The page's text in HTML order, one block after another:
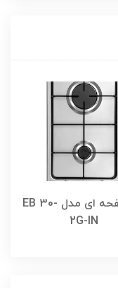
گاز صفحه ای مدل EB 30-
2G-IN